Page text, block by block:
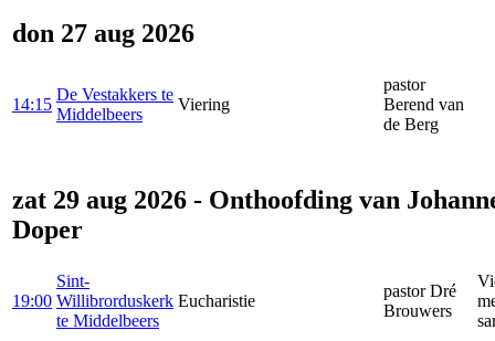
don 27 aug 2026
14:15
De Vestakkers te
Middelbeers
Viering
pastor
Berend van
de Berg
zat 29 aug 2026 - Onthoofding van
Doper
19:00
Sint-
Willibrorduskerk
te Middelbeers
Eucharistie
pastor Dré
Brouwers